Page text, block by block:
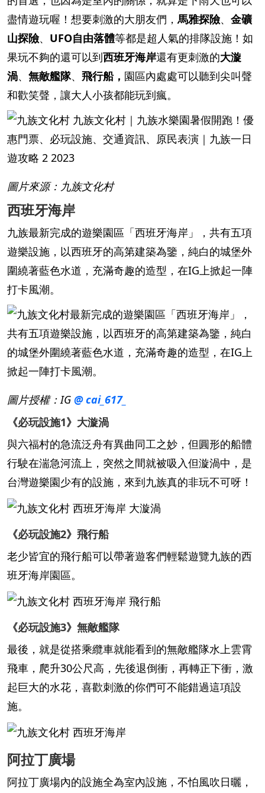
盡情遊玩喔！想要刺激的大朋友們， 馬雅探險、 金礦
山探險、 UFO自由落體等都是超人氣的排隊設施！如
果玩不夠的還可以到西班牙海岸還有更刺激的大漩
渦、 無敵艦隊、 飛行船， 園區內處處可以聽到尖叫聲
和歡笑聲，讓大人小孩都能玩到瘋。
圖片來源：九族文化村
西班牙海岸
九族最新完成的遊樂園區「西班牙海岸」，共有五項
遊樂設施，以西班牙的高第建築為鑒，純白的城堡外
圍繞著藍色水道，充滿奇趣的造型，在IG上掀起一陣
打卡風潮。
圖片授權：IG @ cai_617_
《必玩設施1》大漩渦
與六福村的急流泛舟有異曲同工之妙，但圓形的船體
行駛在湍急河流上，突然之間就被吸入但漩渦中，是
台灣遊樂園少有的設施，來到九族真的非玩不可呀！
《必玩設施2》飛行船
老少皆宜的飛行船可以帶著遊客們輕鬆遊覽九族的西
班牙海岸園區。
《必玩設施3》無敵艦隊
最後，就是從搭乘纜車就能看到的無敵艦隊水上雲霄
飛車，爬升30公尺高，先後退倒衝，再轉正下衝，激
起巨大的水花，喜歡刺激的你們可不能錯過這項設
施。
阿拉丁廣場
阿拉丁廣場內的設施全為室內設施，不怕風吹日曬，